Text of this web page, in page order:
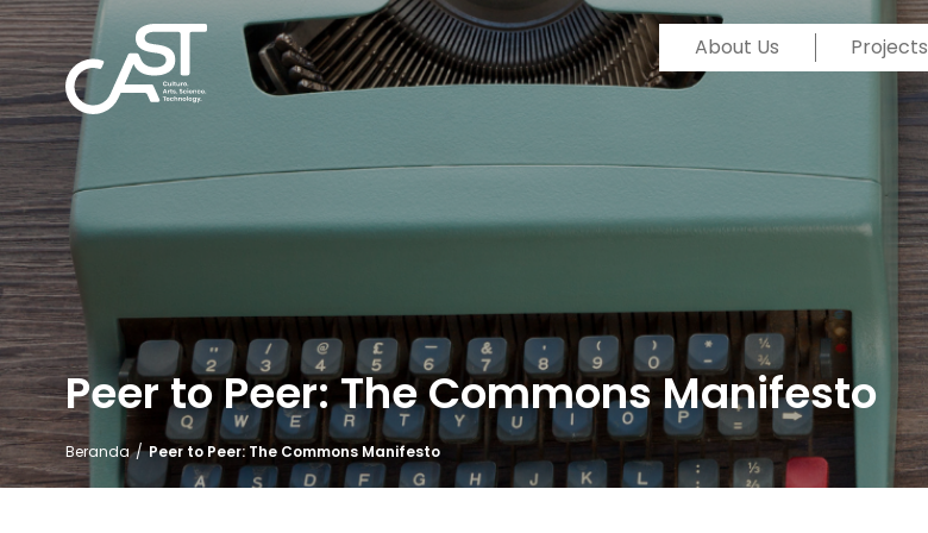
About Us Projects
Peer to Peer: The Commons Manifesto
Beranda / Peer to Peer: The Commons Manifesto